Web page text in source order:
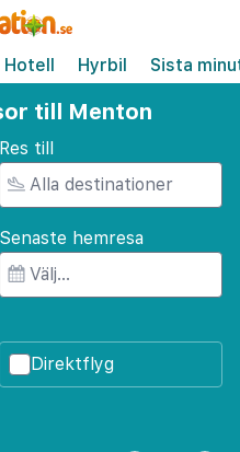
Hotell Hyrbil Sista
till Menton
Res till
Senaste hemresa
Direktflyg